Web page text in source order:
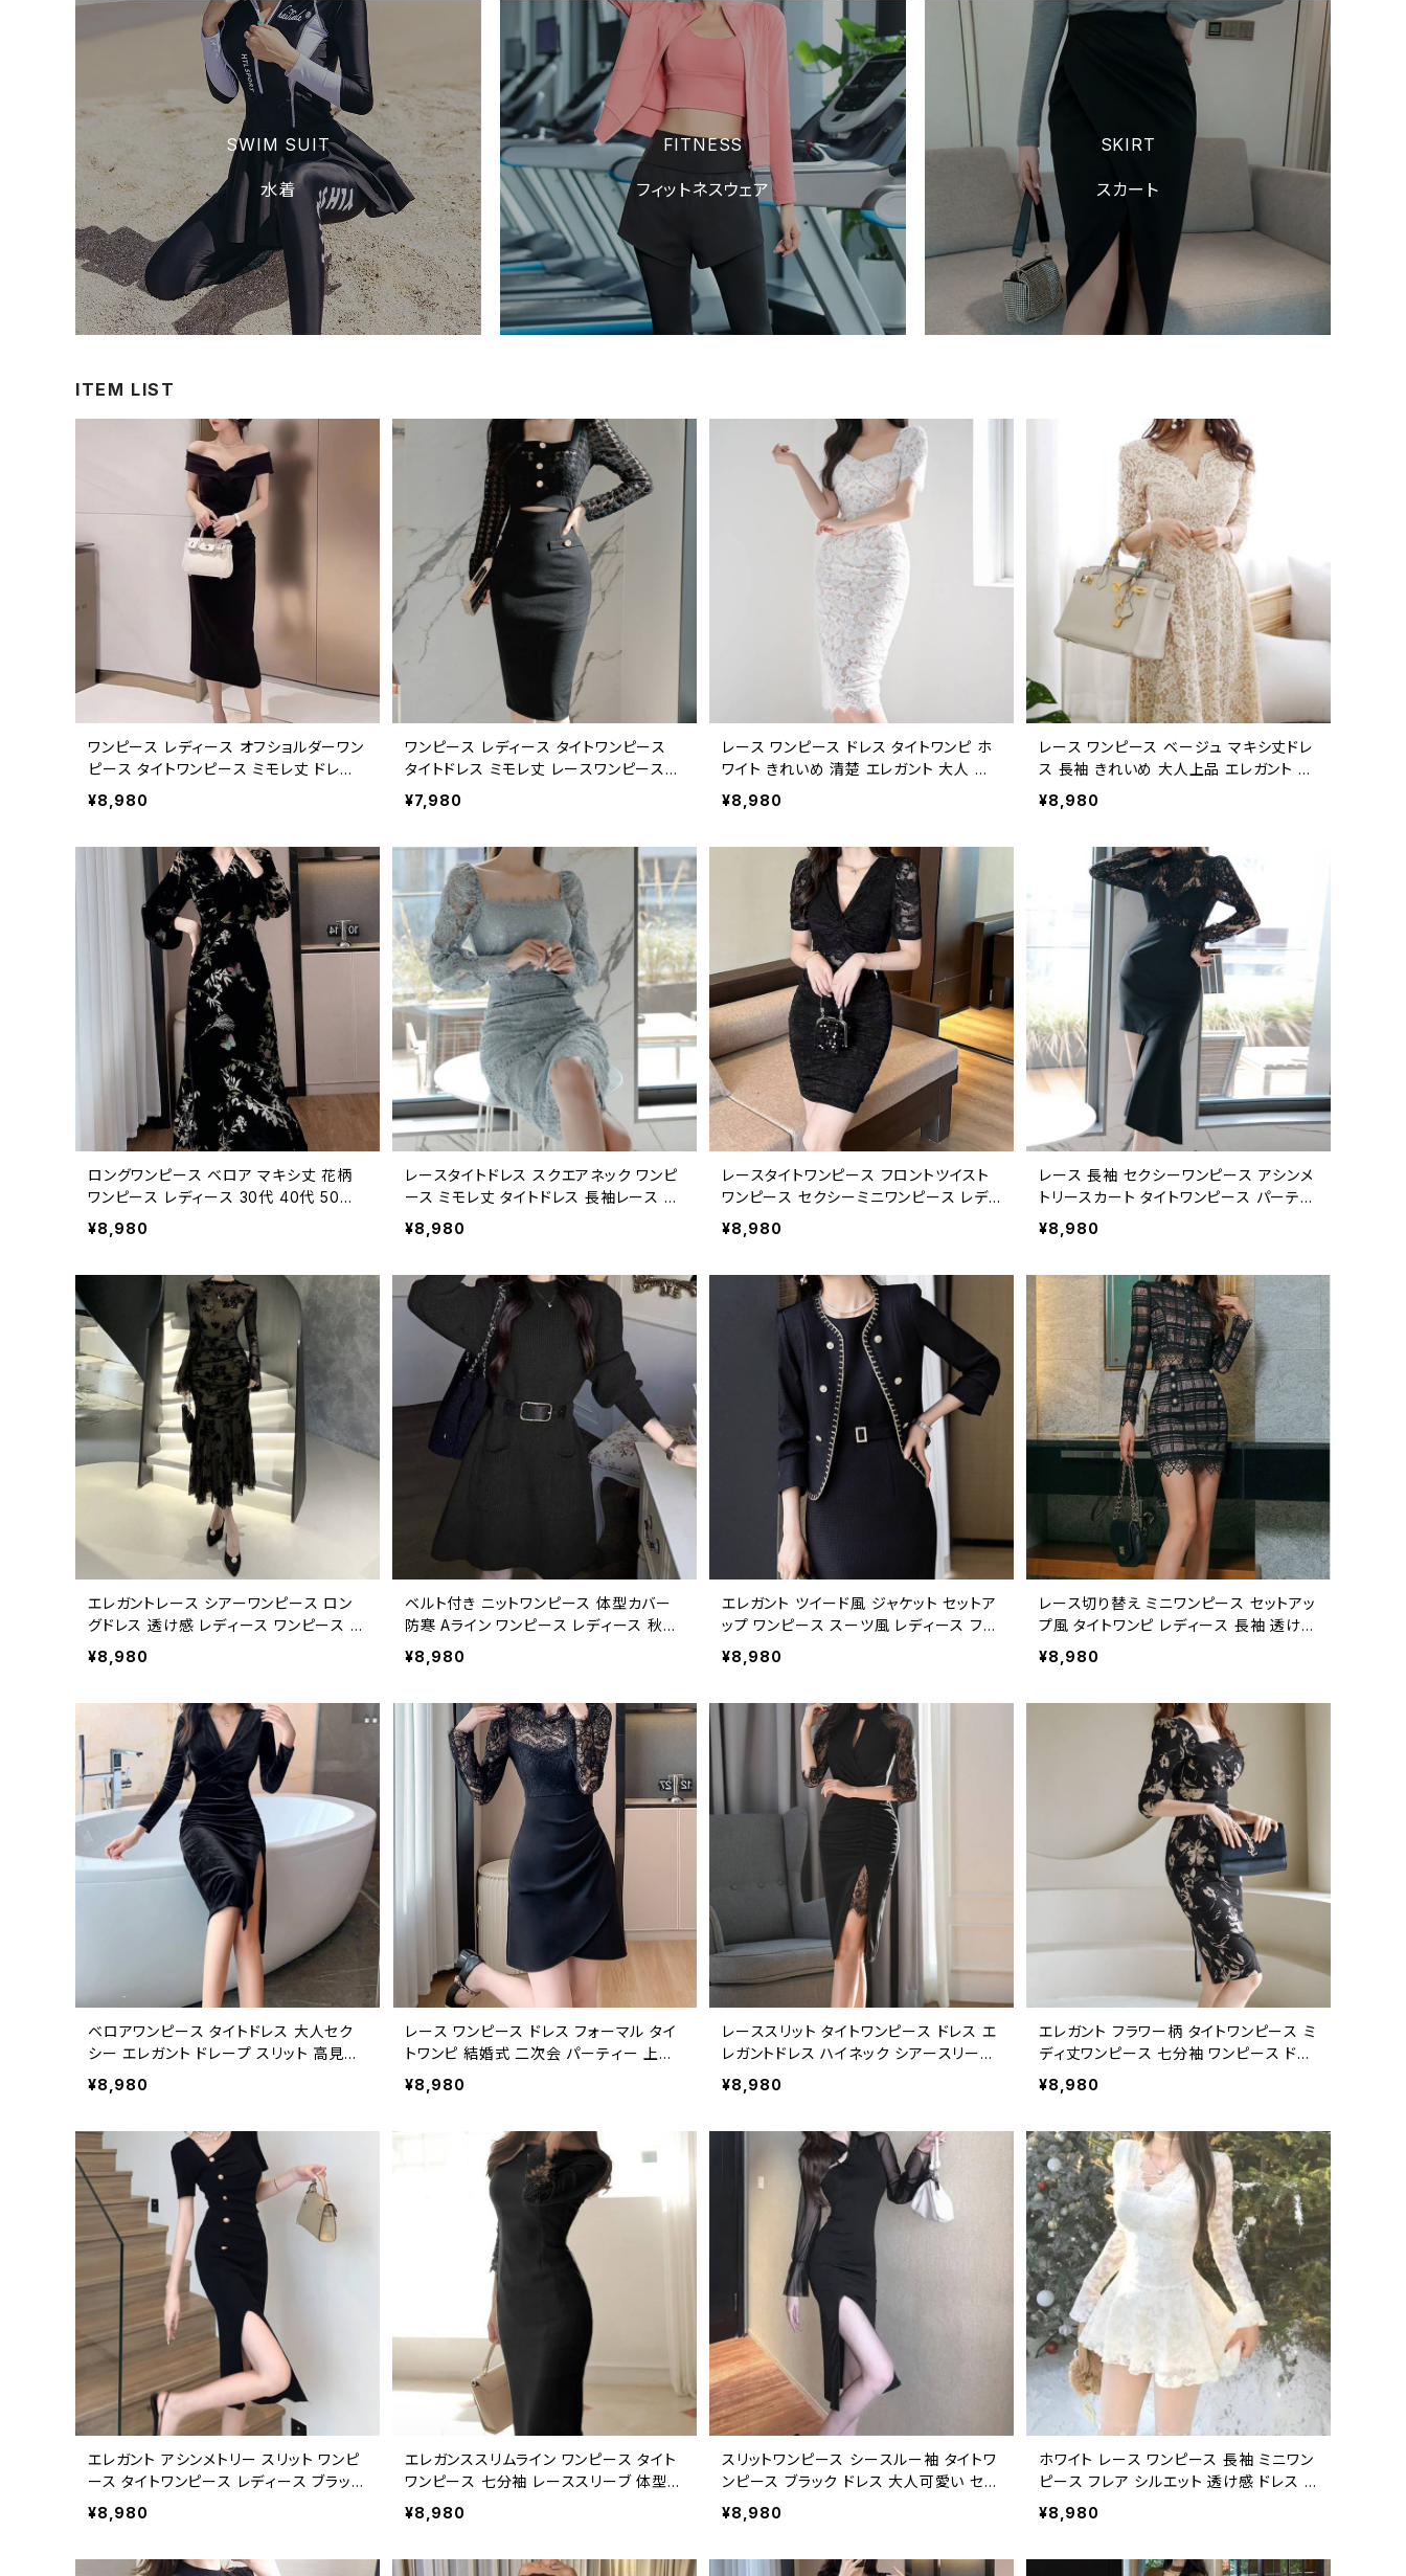
SWIM SUIT
水着
FITNESS
フィットネスウェア
SKIRT
スカート
ITEM LIST
ワンピース レディース オフショルダーワン
ピース タイトワンピース ミモレ丈 ドレー
プ ギャザー ハイウエスト パーティードレ
ス キャバドレス ナイトドレス 韓国ファッシ
れいめ 着痩せ 細見え 春 夏 秋 ホワイト
ブラック S M L XL 2XL 20代 30代 40
代 C-OSS0262
¥8,980
ワンピース レディース タイトワンピース
タイトドレス ミモレ丈 レースワンピース
シースルー 長袖 スクエアネック ハイウエ
スト セクシー キャバドレス ナイトドレス
れ 韓国ファッション 韓国風 フェミニン エ
レガント きれいめ 地雷系 量産型 着痩せ
細見え 春 秋 冬 ブラック 黒 S M L XL 2
0代 30代 40代 C-OSS0260
¥7,980
レース ワンピース ドレス タイトワンピ ホ
ワイト きれいめ 清楚 エレガント 大人 上
品 パーティー お呼ばれ 結婚式 二次会
デート 20代 30代 40代 春 夏 秋 冬 韓
トシルエット 美脚効果 スリム見え 体型カ
バー C-OSS0258
¥8,980
レース ワンピース ベージュ マキシ丈ドレ
ス 長袖 きれいめ 大人上品 エレガント デ
ート お呼ばれ 結婚式 二次会 パーティー
20代 30代 40代 春 夏 秋 冬 C-OSS02
¥8,980
ロングワンピース ベロア マキシ丈 花柄
ワンピース レディース 30代 40代 50代
秋冬 長袖 エレガント 上品 大人可愛い A
ライン 体型カバー デート 結婚式 二次会
ル 大人ファッション トレンドコーデ 休日
お出かけ コーデ 幅広い年代向け C-OSS
0256
¥8,980
レースタイトドレス スクエアネック ワンピ
ース ミモレ丈 タイトドレス 長袖レース エ
レガント 大人可愛い きれいめ 上品 パー
ティードレス 結婚式 二次会 お呼ばれ ド
キレイ系 体型カバー 美シルエット スリム
フィット レディース 春夏 秋冬 デート 食
事会 発表会 同窓会 大人女子 上品ワンピ
ース C-OSS0255
¥8,980
レースタイトワンピース フロントツイスト
ワンピース セクシーミニワンピース レディ
ース タイト ワンピース ミニ丈 パーティー
ドレス 結婚式 二次会 デート お呼ばれ 体
ラック ホワイト 春夏 秋冬 韓国風 大人可
愛い トレンドファッション 人気 K-OSS02
¥8,980
レース 長袖 セクシーワンピース アシンメ
トリースカート タイトワンピース パーティ
ードレス ドレス レディース エレガント き
れいめ 韓国風 結婚式 二次会 お呼ばれ
ブルー 2色展開 C-OSS0253
¥8,980
エレガントレース シアーワンピース ロン
グドレス 透け感 レディース ワンピース タ
イトドレス マーメイドライン 長袖 ドレス
セクシー 上品 韓国ファッション デート お
ック 1色展開 C-OSS0252
¥8,980
ベルト付き ニットワンピース 体型カバー
防寒 Aライン ワンピース レディース 秋冬
コーデ きれいめ 上品 大人可愛い 着痩せ
効果 通勤 デート お出かけ ブラック ダー
S0250
¥8,980
エレガント ツイード風 ジャケット セットア
ップ ワンピース スーツ風 レディース フォ
ーマル 入学式 卒業式 オフィス 通勤 大人
上品 ミディ丈 きれいめ セレモニー 2点セ
¥8,980
レース切り替え ミニワンピース セットアッ
プ風 タイトワンピ レディース 長袖 透け感
レーストップス ツーピース風 セクシー き
れいめ パーティー ドレス 韓国風 大人女
レガント ブラック S〜XL 展開 C-OSS02
¥8,980
ベロアワンピース タイトドレス 大人セク
シー エレガント ドレープ スリット 高見え
ワンピース レディース パーティー 二次会
フォーマル デート きれいめ 大人可愛い
ーズン コーデ おしゃれ 人気 C-OSS024
¥8,980
レース ワンピース ドレス フォーマル タイ
トワンピ 結婚式 二次会 パーティー 上品
可愛い 大人 ブラック ホワイト きれいめ
ワンピース デート コーデ 高見え 女性 春
¥8,980
レーススリット タイトワンピース ドレス エ
レガントドレス ハイネック シアースリーブ
スリット入り ワンピース レディース タイト
シンプル セクシー 大人可愛い 韓国風ドレ
ク 上品 美ライン C-OSS0245
¥8,980
エレガント フラワー柄 タイトワンピース ミ
ディ丈ワンピース 七分袖 ワンピース ドレ
ス レディース 上品 清楚 きれいめ 大人可
愛い ブラック ホワイト 2色展開 C-OSS0
¥8,980
エレガント アシンメトリー スリット ワンピ
ース タイトワンピース レディース ブラック
上品 韓国風 お呼ばれ 二次会 パーティー
食事会 デート 大人 セクシー スタイリッシ
¥8,980
エレガンススリムライン ワンピース タイト
ワンピース 七分袖 レーススリーブ 体型補
正 美ライン ブラック レッド ホワイト 上品
清楚 きれいめ 大人可愛い パーティー 結
ル シンプル 洗練デザイン ワンタイプ C-O
¥8,980
スリットワンピース シースルー袖 タイトワ
ンピース ブラック ドレス 大人可愛い セク
シー 上品 エレガント パーティー ワンピ
結婚式 二次会 デート お呼ばれ 韓国風
ルエット 5サイズ展開 C-OSS0240
¥8,980
ホワイト レース ワンピース 長袖 ミニワン
ピース フレア シルエット 透け感 ドレス フ
ェミニン かわいい 清楚 美脚 Aライン デ
ート コーデ 冬 ホワイトコーデ クリスマス
出かけ 女子会 韓国系 ファッション C-OS
¥8,980